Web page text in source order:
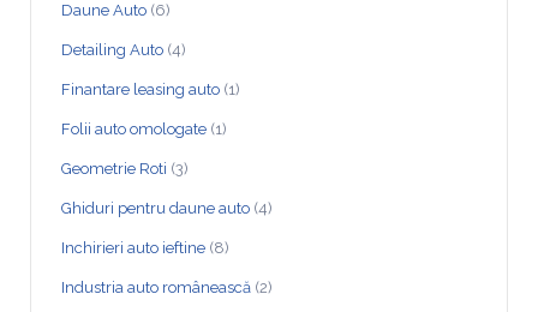
Daune Auto (6)
Detailing Auto (4)
Finantare leasing auto (1)
Folii auto omologate (1)
Geometrie Roti (3)
Ghiduri pentru daune auto (4)
Inchirieri auto ieftine (8)
Industria auto românească (2)